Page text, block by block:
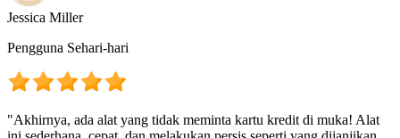
Jessica Miller
Pengguna Sehari-hari
"Akhirnya, ada alat yang tidak meminta kartu kredit di muka! Alat